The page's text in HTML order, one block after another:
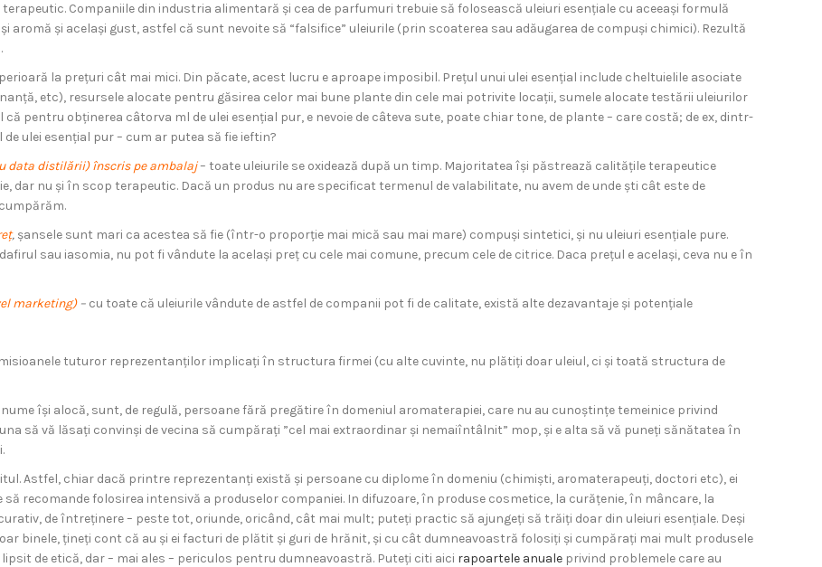
Companiile din industria alimentară și cea de parfumuri trebuie să folosească uleiuri esențiale cu aceeași formulă
și același gust, astfel că sunt nevoite să “falsifice” uleiurile (prin scoaterea sau adăugarea de compuși chimici). Rezultă
la prețuri cât mai mici. Din păcate, acest lucru e aproape imposibil. Prețul unui ulei esențial include cheltuielile asociate
etc), resursele alocate pentru găsirea celor mai bune plante din cele mai potrivite locații, sumele alocate testării uleiurilor
pentru obținerea câtorva ml de ulei esențial pur, e nevoie de câteva sute, poate chiar tone, de plante – care costă; de ex, dintr-
ulei esențial pur – cum ar putea să fie ieftin?
data distilării) înscris pe ambalaj– toate uleiurile se oxidează după un timp. Majoritatea își păstrează calitățile terapeutice
dar nu și în scop terapeutic. Dacă un produs nu are specificat termenul de valabilitate, nu avem de unde ști cât este de
, șansele sunt mari ca acestea să fie (într-o proporție mai mică sau mai mare) compuși sintetici, și nu uleiuri esențiale pure.
sau iasomia, nu pot fi vândute la același preț cu cele mai comune, precum cele de citrice. Daca prețul e același, ceva nu e în
marketing)– cu toate că uleiurile vândute de astfel de companii pot fi de calitate, există alte dezavantaje și potențiale
tuturor reprezentanților implicați în structura firmei (cu alte cuvinte, nu plătiți doar uleiul, ci și toată structura de
își alocă, sunt, de regulă, persoane fără pregătire în domeniul aromaterapiei, care nu au cunoștințe temeinice privind
să vă lăsați convinși de vecina să cumpărați ”cel mai extraordinar și nemaiîntâlnit” mop, și e alta să vă puneți sănătatea în
Astfel, chiar dacă printre reprezentanți există și persoane cu diplome în domeniu (chimiști, aromaterapeuți, doctori etc), ei
recomande folosirea intensivă a produselor companiei. In difuzoare, în produse cosmetice, la curățenie, în mâncare, la
de întreținere – peste tot, oriunde, oricând, cât mai mult; puteți practic să ajungeți să trăiți doar din uleiuri esențiale. Deși
binele, țineți cont că au și ei facturi de plătit și guri de hrănit, și cu cât dumneavoastră folosiți și cumpărați mai mult produsele
de etică, dar – mai ales – periculos pentru dumneavoastră. Puteți citi aici rapoartele anuale privind problemele care au